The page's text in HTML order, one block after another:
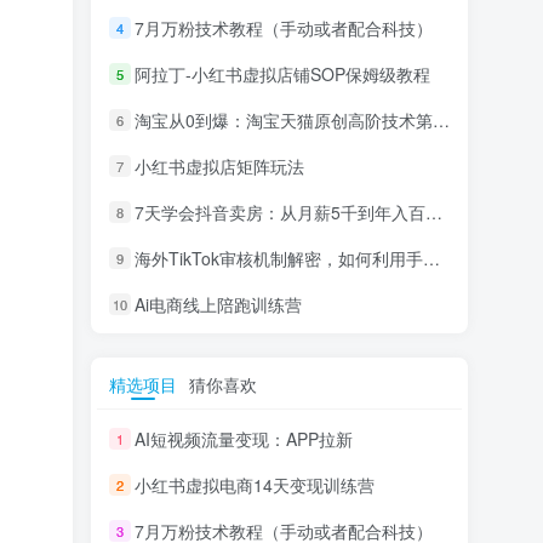
4 7月万粉技术教程（手动或者配合科技）
5 阿拉丁-小红书虚拟店铺SOP保姆级教程
6 淘宝从0到爆：淘宝天猫原创高阶技术第69期
7 小红书虚拟店矩阵玩法
8 7天学会抖音卖房：从月薪5千到年入百万，新时代房产经纪人必备技能
9 海外TikTok审核机制解密，如何利用手法轻松搬运过审
10 Ai电商线上陪跑训练营
精选项目 猜你喜欢
1 AI短视频流量变现：APP拉新
2 小红书虚拟电商14天变现训练营
3 7月万粉技术教程（手动或者配合科技）